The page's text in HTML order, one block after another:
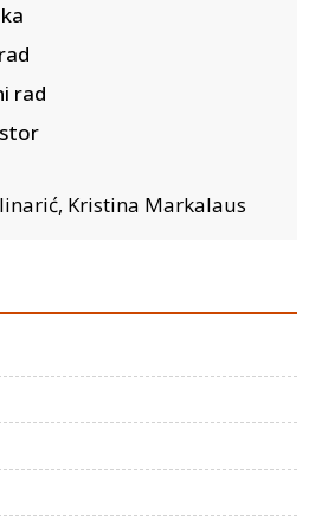
rad
Kristina Markalaus